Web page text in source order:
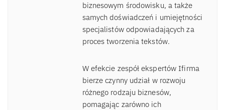
biznesowym środowisku, a także
samych doświadczeń i umiejętności
specjalistów odpowiadających za
proces tworzenia tekstów.
W efekcie zespół ekspertów Ifirma
bierze czynny udział w rozwoju
różnego rodzaju biznesów,
pomagając zarówno ich